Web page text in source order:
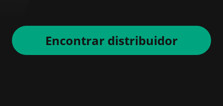
Encontrar distribuidor